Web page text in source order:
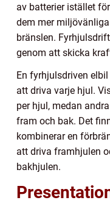
av batterier istället
dem mer
bränslen.
genom att skicka
En fyrhjulsdriven
att driva varje hjul.
per hjul, medan
fram och bak. Det
kombinerar en
att driva framhjulen
bakhjulen.